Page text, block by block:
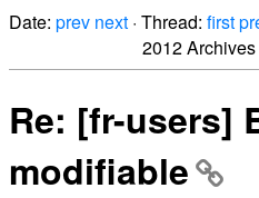
Date: prev next · Thread: first
2012 Archives
Re: [fr-users]
modifiable